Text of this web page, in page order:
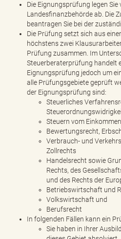
Die Eignungsprüfung legen
Landesfinanzbehörde ab. Die
beantragen Sie bei der
Die Prüfung setzt sich aus
höchstens zwei
Prüfung zusammen. Im
Steuerberaterprüfung handelt
Eignungsprüfung jedoch um
alle Prüfungsgebiete geprüft
der Eignungsprüfung sind:
Steuerliches
Steuern vom
Bewertungsrecht,
Verbrauch- und
Zollrechts
Handelsrecht sowie
Rechts, des
und des Rechts der
Betriebswirtschaft und
Volkswirtschaft und
Berufsrecht
In folgenden Fällen kann ein
Sie haben in Ihrer